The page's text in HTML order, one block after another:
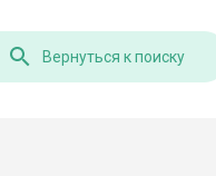
Вернуться к поиску